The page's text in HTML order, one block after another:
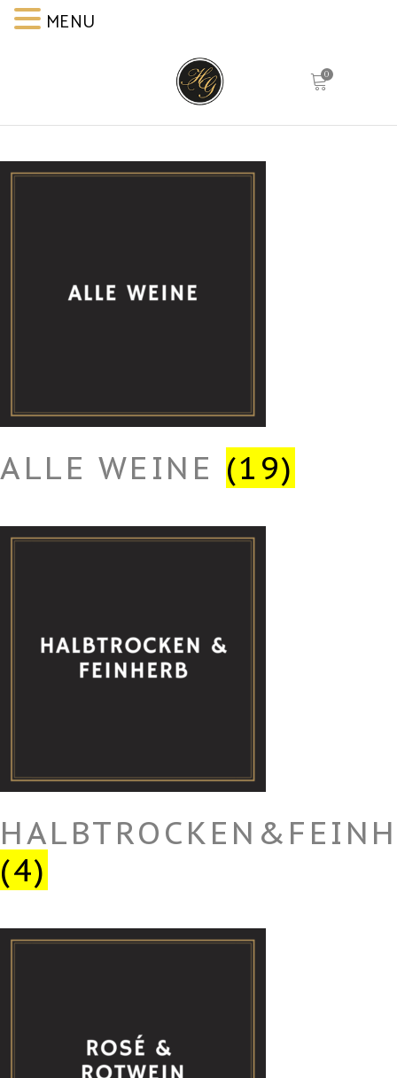
0
ALLE WEINE (19)
(4)
MENU
MENU